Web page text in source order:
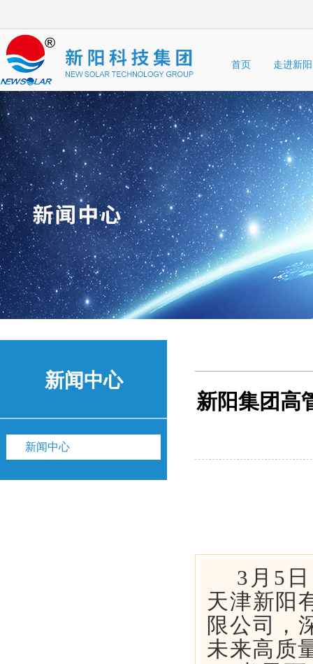
首页 走进新阳
新闻中心
新闻中心
新阳集团高
3月5
天津新阳
限公司，
未来高质